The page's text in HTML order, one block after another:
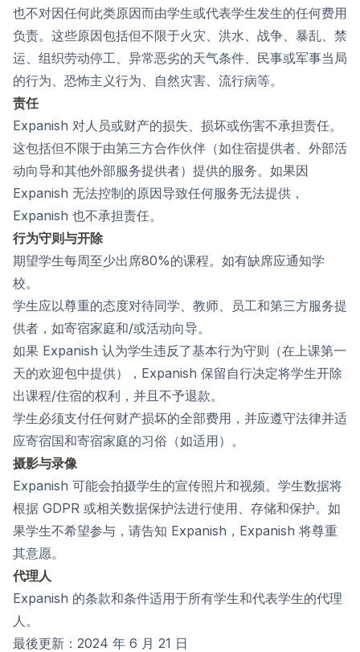
也不对因任何此类原因而由学生或代表学生发生的任何费用
负责。这些原因包括但不限于火灾、洪水、战争、暴乱、禁
运、组织劳动停工、异常恶劣的天气条件、民事或军事当局
的行为、恐怖主义行为、自然灾害、流行病等。
责任
Expanish 对人员或财产的损失、损坏或伤害不承担责任。
这包括但不限于由第三方合作伙伴（如住宿提供者、外部活
动向导和其他外部服务提供者）提供的服务。如果因
Expanish 无法控制的原因导致任何服务无法提供，
Expanish 也不承担责任。
行为守则与开除
期望学生每周至少出席80%的课程。如有缺席应通知学
校。
学生应以尊重的态度对待同学、教师、员工和第三方服务提
供者，如寄宿家庭和/或活动向导。
如果 Expanish 认为学生违反了基本行为守则（在上课第一
天的欢迎包中提供），Expanish 保留自行决定将学生开除
出课程/住宿的权利，并且不予退款。
学生必须支付任何财产损坏的全部费用，并应遵守法律并适
应寄宿国和寄宿家庭的习俗（如适用）。
摄影与录像
Expanish 可能会拍摄学生的宣传照片和视频。学生数据将
根据 GDPR 或相关数据保护法进行使用、存储和保护。如
果学生不希望参与，请告知 Expanish，Expanish 将尊重
其意愿。
代理人
Expanish 的条款和条件适用于所有学生和代表学生的代理
人。
最後更新：2024 年 6 月 21 日